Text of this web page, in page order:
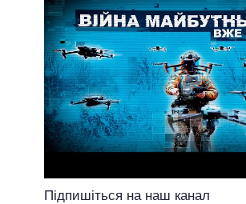
Підпишіться на наш канал